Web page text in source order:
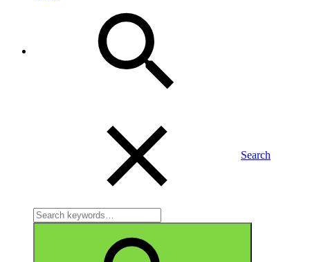
Search
Search
for: